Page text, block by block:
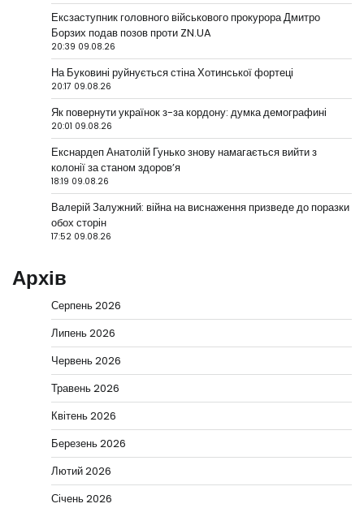
Ексзаступник головного військового прокурора Дмитро
Борзих подав позов проти ZN.UA
20:39 09.08.26
На Буковині руйнується стіна Хотинської фортеці
20:17 09.08.26
Як повернути українок з-за кордону: думка демографині
20:01 09.08.26
Екснардеп Анатолій Гунько знову намагається вийти з
колонії за станом здоров’я
18:19 09.08.26
Валерій Залужний: війна на виснаження призведе до поразки
обох сторін
17:52 09.08.26
Архів
Серпень 2026
Липень 2026
Червень 2026
Травень 2026
Квітень 2026
Березень 2026
Лютий 2026
Січень 2026